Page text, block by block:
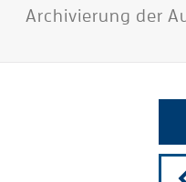
Archivierung der